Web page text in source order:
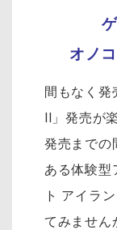
オノ
間もなく発
II」発売が
発売までの
ある体験型
ト アイラ
てみません